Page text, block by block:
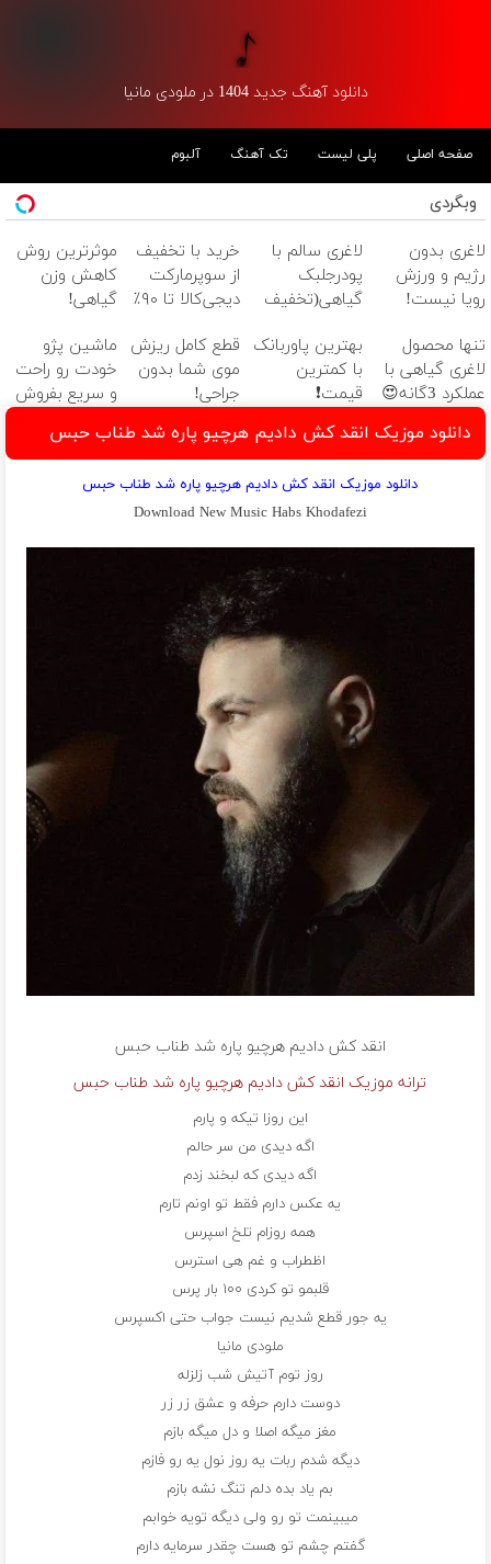
دانلود آهنگ جدید 1404 در ملودی مانیا
صفحه اصلی پلی لیست تک آهنگ آلبوم
وبگردی
لاغری بدون
رژیم و ورزش
رویا نیست!
لاغری سالم با
پودرجلبک
گیاهی(تخفیف
خرید با تخفیف
از سوپرمارکت
دیجی‌کالا تا ۹۰٪
موثرترین روش
کاهش وزن
گیاهی!
😍
تنها محصول
لاغری گیاهی با
عملکرد 3گانه😍
(خرید با
تخفیف)
بهترین پاوربانک
با کمترین
قیمت❗
قطع کامل ریزش
موی شما بدون
جراحی!
تضمین کیفیت
ماشین پژو
خودت رو راحت
و سریع بفروش
دانلود موزیک انقد کش دادیم هرچیو پاره شد طناب حبس
دانلود موزیک انقد کش دادیم هرچیو پاره شد طناب حبس
Download New Music Habs Khodafezi
انقد کش دادیم هرچیو پاره شد طناب حبس
ترانه موزیک انقد کش دادیم هرچیو پاره شد طناب حبس
این روزا تیکه و پارم
اگه دیدی من سر حالم
اگه دیدی که لبخند زدم
یه عکس دارم فقط تو اونم تارم
همه روزام تلخ اسپرس
اظطراب و غم هی استرس
قلبمو تو کردی ۱۰۰ بار پرس
یه جور قطع شدیم نیست جواب حتی اکسپرس
ملودی مانیا
روز توم آتیش شب زلزله
دوست دارم حرفه و عشق زر زر
مغز میگه اصلا و دل میگه بازم
دیگه شدم ربات یه روز نول یه رو فازم
بم یاد بده دلم تنگ نشه بازم
میبینمت تو رو ولی دیگه تویه خوابم
گفتم چشم تو هست چقدر سرمایه دارم